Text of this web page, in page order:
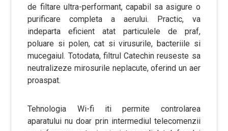
de filtare ultra-performant, capabil sa asigure o
purificare completa a aerului. Practic, va
indeparta eficient atat particulele de praf,
poluare si polen, cat si virusurile, bacteriile si
mucegaiul. Totodata, filtrul Catechin reuseste sa
neutralizeze mirosurile neplacute, oferind un aer
proaspat.
Tehnologia Wi-fi iti permite controlarea
aparatului nu doar prin intermediul telecomenzii